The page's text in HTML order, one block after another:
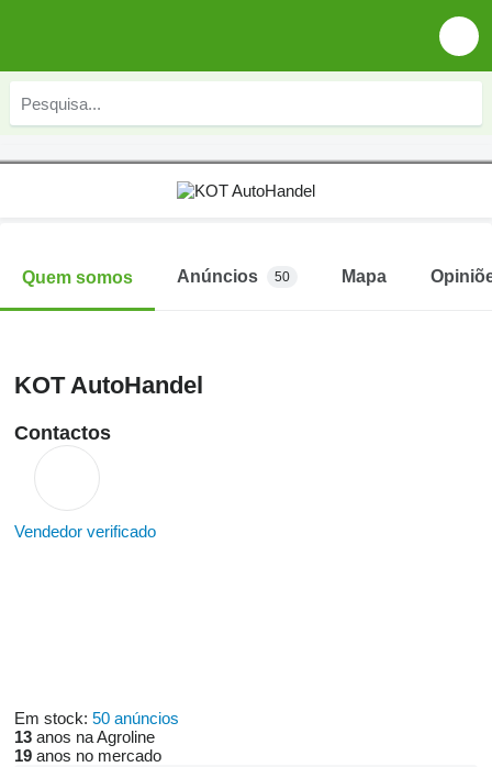
Quem somos Anúncios 50 Mapa
KOT AutoHandel
Contactos
Vendedor verificado
Em stock: 50 anúncios
13 anos na Agroline
19 anos no mercado